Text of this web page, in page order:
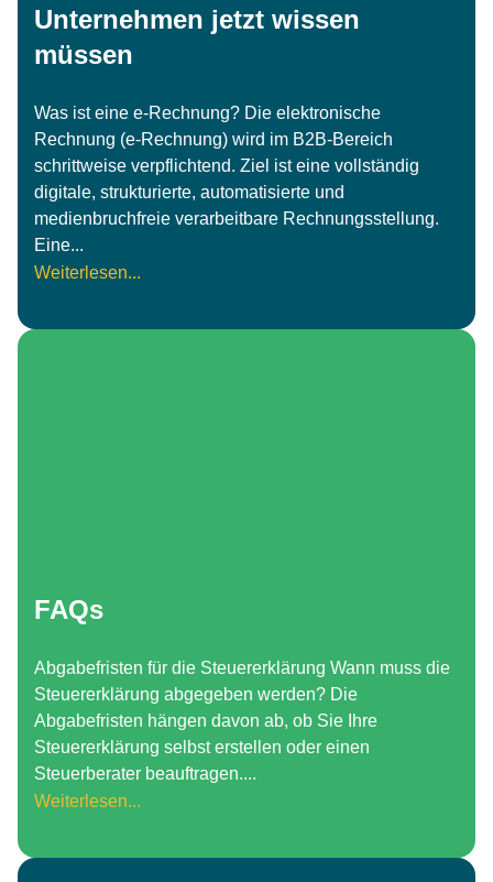
Unternehmen jetzt wissen
müssen
Was ist eine e-Rechnung? Die elektronische
Rechnung (e-Rechnung) wird im B2B-Bereich
schrittweise verpflichtend. Ziel ist eine vollständig
digitale, strukturierte, automatisierte und
medienbruchfreie verarbeitbare Rechnungsstellung.
Eine...
Weiterlesen...
FAQs
Abgabefristen für die Steuererklärung Wann muss die
Steuererklärung abgegeben werden? Die
Abgabefristen hängen davon ab, ob Sie Ihre
Steuererklärung selbst erstellen oder einen
Steuerberater beauftragen....
Weiterlesen...